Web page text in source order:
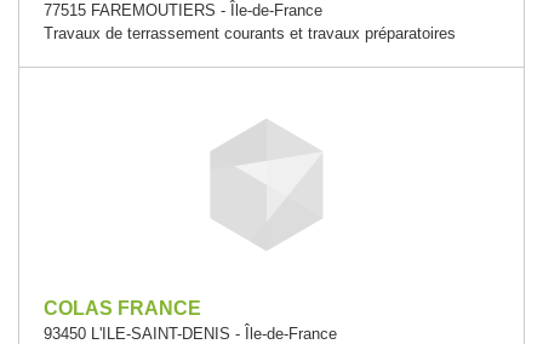
77515 FAREMOUTIERS - Île-de-France
Travaux de terrassement courants et travaux préparatoires
COLAS FRANCE
93450 L'ILE-SAINT-DENIS - Île-de-France